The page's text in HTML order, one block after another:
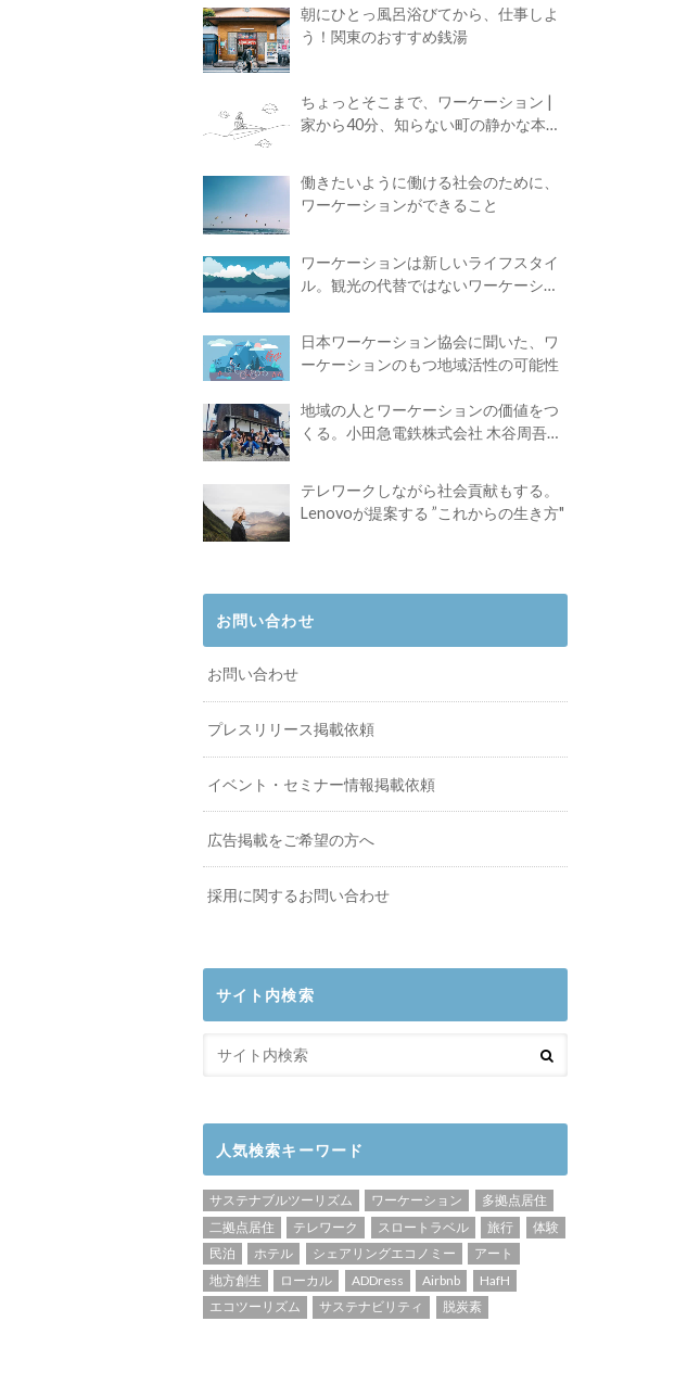
朝にひとっ風呂浴びてから、仕事しよ
う！関東のおすすめ銭湯
ちょっとそこまで、ワーケーション |
家から40分、知らない町の静かな本屋
働きたいように働ける社会のために、
ワーケーションができること
ワーケーションは新しいライフスタイ
ル。観光の代替ではないワーケーショ
日本ワーケーション協会に聞いた、ワ
ーケーションのもつ地域活性の可能性
地域の人とワーケーションの価値をつ
くる。小田急電鉄株式会社 木谷周吾さ
テレワークしながら社会貢献もする。
Lenovoが提案する ”これからの生き方"
お問い合わせ
お問い合わせ
プレスリリース掲載依頼
イベント・セミナー情報掲載依頼
広告掲載をご希望の方へ
採用に関するお問い合わせ
サイト内検索
人気検索キーワード
サステナブルツーリズム ワーケーション
多拠点居住
二拠点居住
テレワーク スロートラベル 旅行
体験
民泊
ホテル シェアリングエコノミー
アート
地方創生
ローカル ADDress Airbnb
HafH
エコツーリズム
サステナビリティ 脱炭素